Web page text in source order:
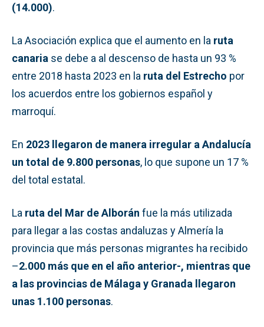
(14.000).
La Asociación explica que el aumento en la ruta
canaria se debe a al descenso de hasta un 93 %
entre 2018 hasta 2023 en la ruta del Estrecho por
los acuerdos entre los gobiernos español y
marroquí.
En 2023 llegaron de manera irregular a Andalucía
un total de 9.800 personas, lo que supone un 17 %
del total estatal.
La ruta del Mar de Alborán fue la más utilizada
para llegar a las costas andaluzas y Almería la
provincia que más personas migrantes ha recibido
–2.000 más que en el año anterior-, mientras que
a las provincias de Málaga y Granada llegaron
unas 1.100 personas.